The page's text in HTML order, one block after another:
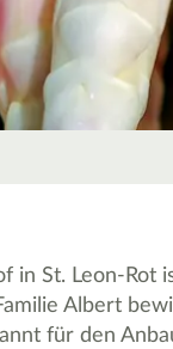
in St. Leon-Rot
Albert
für den